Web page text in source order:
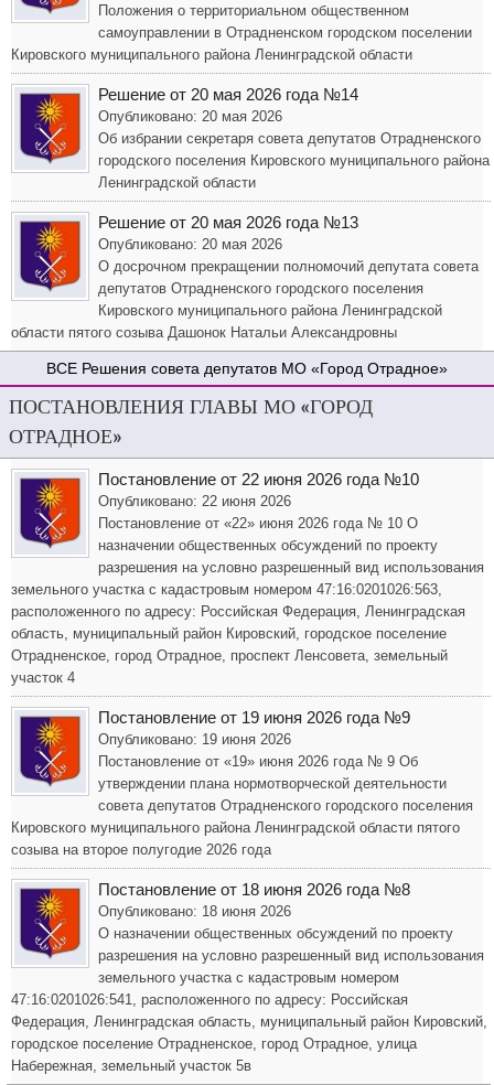
Положения о территориальном общественном
самоуправлении в Отрадненском городском поселении
Кировского муниципального района Ленинградской области
Решение от 20 мая 2026 года №14
Опубликовано: 20 мая 2026
Об избрании секретаря совета депутатов Отрадненского
городского поселения Кировского муниципального района
Ленинградской области
Решение от 20 мая 2026 года №13
Опубликовано: 20 мая 2026
О досрочном прекращении полномочий депутата совета
депутатов Отрадненского городского поселения
Кировского муниципального района Ленинградской
области пятого созыва Дашонок Натальи Александровны
Решения совета депутатов МО «Город Отрадное»
ПОСТАНОВЛЕНИЯ ГЛАВЫ МО «ГОРОД
ОТРАДНОЕ»
Постановление от 22 июня 2026 года №10
Опубликовано: 22 июня 2026
Постановление от «22» июня 2026 года № 10 О
назначении общественных обсуждений по проекту
разрешения на условно разрешенный вид использования
земельного участка с кадастровым номером 47:16:0201026:563,
расположенного по адресу: Российская Федерация, Ленинградская
область, муниципальный район Кировский, городское поселение
Отрадненское, город Отрадное, проспект Ленсовета, земельный
участок 4
Постановление от 19 июня 2026 года №9
Опубликовано: 19 июня 2026
Постановление от «19» июня 2026 года № 9 Об
утверждении плана нормотворческой деятельности
совета депутатов Отрадненского городского поселения
Кировского муниципального района Ленинградской области пятого
созыва на второе полугодие 2026 года
Постановление от 18 июня 2026 года №8
Опубликовано: 18 июня 2026
О назначении общественных обсуждений по проекту
разрешения на условно разрешенный вид использования
земельного участка с кадастровым номером
47:16:0201026:541, расположенного по адресу: Российская
Федерация, Ленинградская область, муниципальный район Кировский,
городское поселение Отрадненское, город Отрадное, улица
Набережная, земельный участок 5в